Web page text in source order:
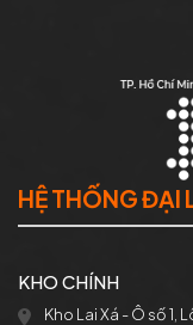
HỆ THỐNG ĐẠI
KHO CHÍNH
Kho Lai Xá - Ô số 1,